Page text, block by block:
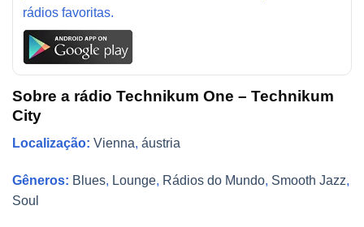
rádios favoritas.
Sobre a rádio Technikum One – Technikum
City
Localização: Vienna, áustria
Gêneros: Blues, Lounge, Rádios do Mundo, Smooth Jazz,
Soul